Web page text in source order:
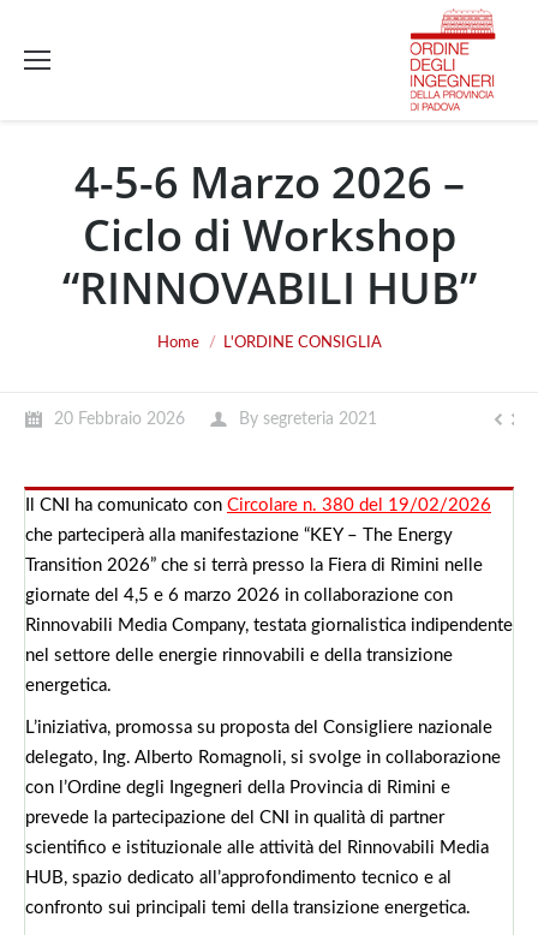
4-5-6 Marzo 2026 –
Ciclo di Workshop
“RINNOVABILI HUB”
Home L'ORDINE CONSIGLIA
20 Febbraio 2026 By segreteria 2021
Il CNI ha comunicato con Circolare n. 380 del 19/02/2026
che parteciperà alla manifestazione “KEY – The Energy
Transition 2026” che si terrà presso la Fiera di Rimini nelle
giornate del 4,5 e 6 marzo 2026 in collaborazione con
Rinnovabili Media Company, testata giornalistica indipendente
nel settore delle energie rinnovabili e della transizione
energetica.
L’iniziativa, promossa su proposta del Consigliere nazionale
delegato, Ing. Alberto Romagnoli, si svolge in collaborazione
con l’Ordine degli Ingegneri della Provincia di Rimini e
prevede la partecipazione del CNI in qualità di partner
scientifico e istituzionale alle attività del Rinnovabili Media
HUB, spazio dedicato all’approfondimento tecnico e al
confronto sui principali temi della transizione energetica.